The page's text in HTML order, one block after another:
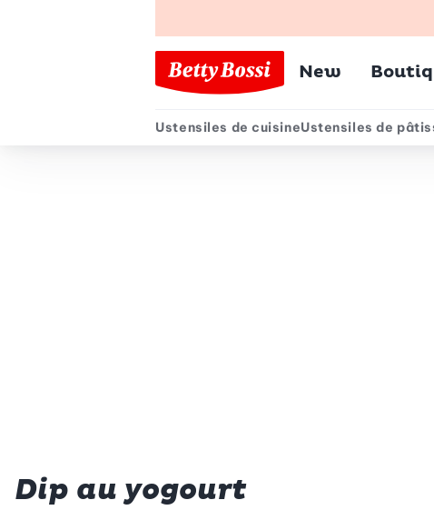
Menu
New
Menu secondaire
Ustensiles de cuisineUstensiles de
Dip au yogourt